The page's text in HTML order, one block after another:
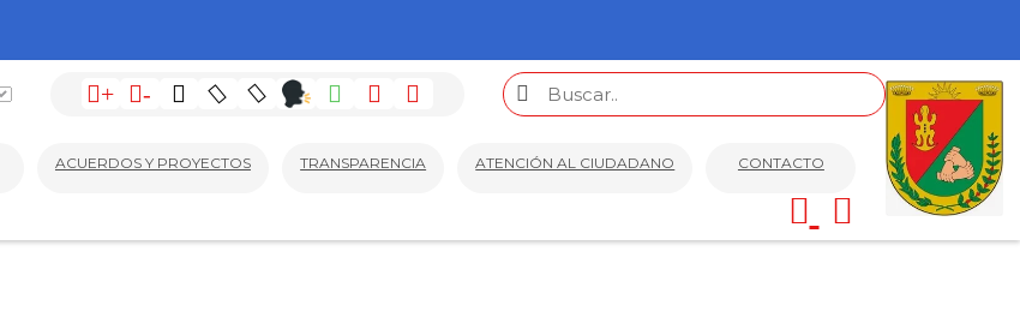
+ -
ACUERDOS Y PROYECTOS TRANSPARENCIA ATENCIÓN AL CIUDADANO CONTACTO